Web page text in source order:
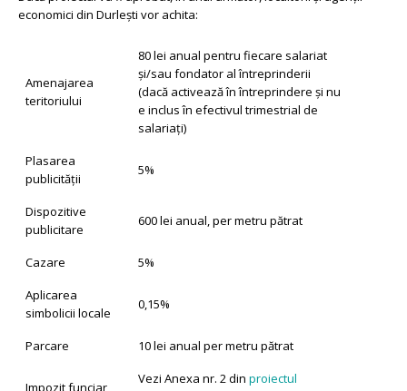
economici din Durlești vor achita:
Amenajarea
teritoriului
80 lei anual pentru fiecare salariat
și/sau fondator al întreprinderii
(dacă activează în întreprindere și nu
e inclus în efectivul trimestrial de
salariați)
Plasarea
publicității
5%
Dispozitive
publicitare
600 lei anual, per metru pătrat
Cazare
5%
Aplicarea
simbolicii locale
0,15%
Parcare 10 lei anual per metru pătrat
Impozit funciar
Vezi Anexa nr. 2 din proiectul